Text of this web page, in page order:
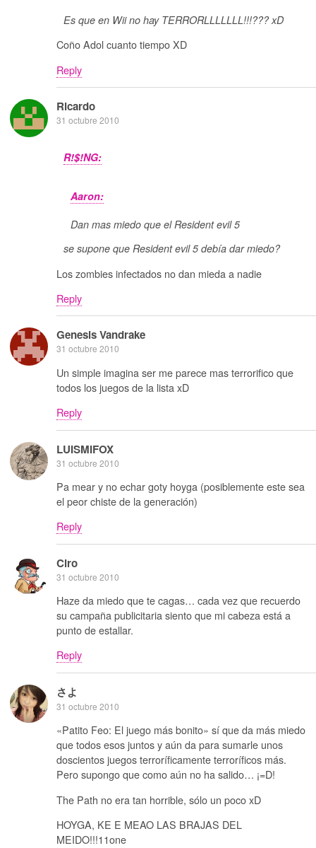
Es que en Wii no hay TERRORLLLLLLL!!!??? xD
Coño Adol cuanto tiempo XD
Reply
Ricardo
31 octubre 2010
R!$!NG:
Aaron:
Dan mas miedo que el Resident evil 5
se supone que Resident evil 5 debía dar miedo?
Los zombies infectados no dan mieda a nadie
Reply
Genesis Vandrake
31 octubre 2010
Un simple imagina ser me parece mas terrorifico que
todos los juegos de la lista xD
Reply
LUISMIFOX
31 octubre 2010
Pa mear y no echar goty hoyga (posiblemente este sea
el peor chiste de la generación)
Reply
Ciro
31 octubre 2010
Haze da miedo que te cagas… cada vez que recuerdo
su campaña publicitaria siento que mi cabeza está a
punto de estallar.
Reply
さよ
31 octubre 2010
«Patito Feo: El juego más bonito» sí que da más miedo
que todos esos juntos y aún da para sumarle unos
doscientos juegos terroríficamente terroríficos más.
Pero supongo que como aún no ha salido… ¡=D!
The Path no era tan horrible, sólo un poco xD
HOYGA, KE E MEAO LAS BRAJAS DEL
MEIDO!!!11one